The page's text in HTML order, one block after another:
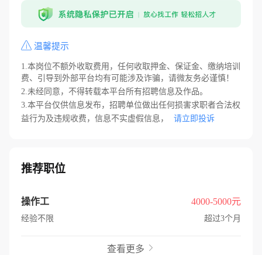
温馨提示
1.本岗位不额外收取费用，任何收取押金、保证金、缴纳培训
费、引导到外部平台均有可能涉及诈骗，请微友务必谨慎！
2.未经同意，不得转载本平台所有招聘信息及作品。
3.本平台仅供信息发布，招聘单位做出任何损害求职者合法权
益行为及违规收费，信息不实虚假信息，
请立即投诉
推荐职位
操作工 4000-5000元
经验不限 超过3个月
查看更多 